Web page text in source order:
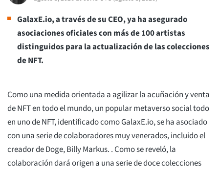
GalaxE.io, a través de su CEO, ya ha asegurado
asociaciones oficiales con más de 100 artistas
distinguidos para la actualización de las colecciones
de NFT.
Como una medida orientada a agilizar la acuñación y venta
de NFT en todo el mundo, un popular metaverso social todo
en uno de NFT, identificado como GalaxE.io, se ha asociado
con una serie de colaboradores muy venerados, incluido el
creador de Doge, Billy Markus. . Como se reveló, la
colaboración dará origen a una serie de doce colecciones